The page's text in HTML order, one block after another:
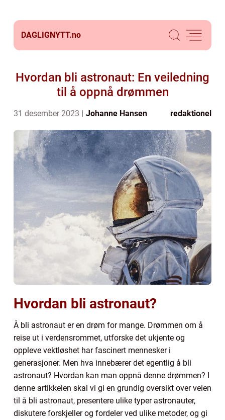
DAGLIGNYTT.no
Hvordan bli astronaut: En veiledning
til å oppnå drømmen
31 desember 2023 Johanne Hansen redaktionel
Hvordan bli astronaut?
Å bli astronaut er en drøm for mange. Drømmen om å
reise ut i verdensrommet, utforske det ukjente og
oppleve vektløshet har fascinert mennesker i
generasjoner. Men hva innebærer det egentlig å bli
astronaut? Hvordan kan man oppnå denne drømmen? I
denne artikkelen skal vi gi en grundig oversikt over veien
til å bli astronaut, presentere ulike typer astronauter,
diskutere forskjeller og fordeler ved ulike metoder, og gi